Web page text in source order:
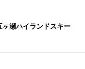
ヶ瀬ハイランドスキー